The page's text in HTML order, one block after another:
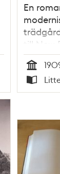
En
till New
Monica
Tid
Typ